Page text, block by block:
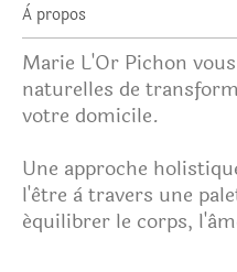
À propos
Marie L'Or Pichon
naturelles de
votre domicile.
Une approche
l'être à travers une
équilibrer le corps,